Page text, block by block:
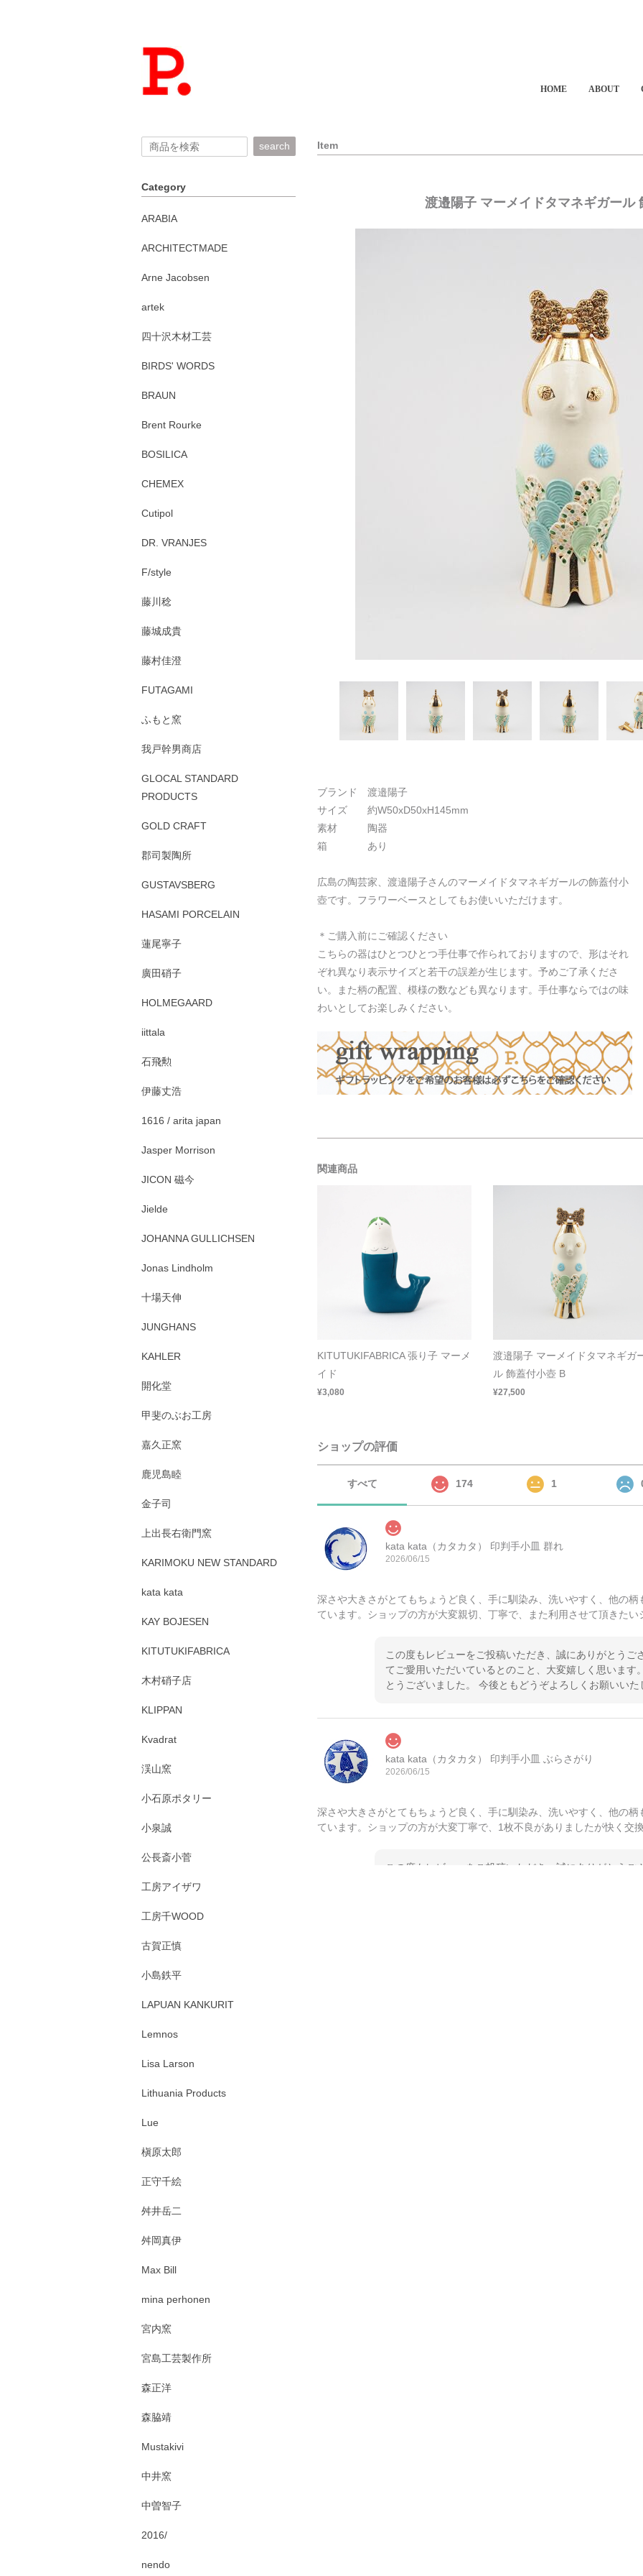
HOME ABOUT
Item
渡邉陽子 マーメイドタマネギガール
ブランド 渡邉陽子
サイズ 約W50xD50xH145mm
素材 陶器
箱 あり
広島の陶芸家、渡邉陽子さんのマーメイドタマネギガールの飾蓋付小
壺です。フラワーベースとしてもお使いいただけます。
＊ご購入前にご確認ください
こちらの器はひとつひとつ手仕事で作られておりますので、形はそれ
ぞれ異なり表示サイズと若干の誤差が生じます。予めご了承くださ
い。また柄の配置、模様の数なども異なります。手仕事ならではの味
わいとしてお楽しみください。
関連商品
KITUTUKIFABRICA 張り子 マーメ
イド
¥3,080
渡邉陽子 マーメイドタマネギガ
ル 飾蓋付小壺 B
¥27,500
ショップの評価
すべて 174 1
kata kata（カタカタ） 印判手小皿 群れ
2026/06/15
深さや大きさがとてもちょうど良く、手に馴染み、洗いやすく、他の
ています。ショップの方が大変親切、丁寧で、また利用させて頂きたい
この度もレビューをご投稿いただき、誠にありがとうご
てご愛用いただいているとのこと、大変嬉しく思います
とうございました。 今後ともどうぞよろしくお願いいた
kata kata（カタカタ） 印判手小皿 ぶらさがり
2026/06/15
深さや大きさがとてもちょうど良く、手に馴染み、洗いやすく、他の
ています。ショップの方が大変丁寧で、1枚不良がありましたが快く交
この度もレビューをご投稿いただき、誠にありがとう
search
Category
ARABIA
ARCHITECTMADE
Arne Jacobsen
artek
四十沢木材工芸
BIRDS' WORDS
BRAUN
Brent Rourke
BOSILICA
CHEMEX
Cutipol
DR. VRANJES
F/style
藤川稔
藤城成貴
藤村佳澄
FUTAGAMI
ふもと窯
我戸幹男商店
GLOCAL STANDARD
PRODUCTS
GOLD CRAFT
郡司製陶所
GUSTAVSBERG
HASAMI PORCELAIN
蓮尾寧子
廣田硝子
HOLMEGAARD
iittala
石飛勲
伊藤丈浩
1616 / arita japan
Jasper Morrison
JICON 磁今
Jielde
JOHANNA GULLICHSEN
Jonas Lindholm
十場天伸
JUNGHANS
KAHLER
開化堂
甲斐のぶお工房
嘉久正窯
鹿児島睦
金子司
上出長右衛門窯
KARIMOKU NEW STANDARD
kata kata
KAY BOJESEN
KITUTUKIFABRICA
木村硝子店
KLIPPAN
Kvadrat
渓山窯
小石原ポタリー
小泉誠
公長斎小菅
工房アイザワ
工房千WOOD
古賀正慎
小島鉄平
LAPUAN KANKURIT
Lemnos
Lisa Larson
Lithuania Products
Lue
槇原太郎
正守千絵
舛井岳二
舛岡真伊
Max Bill
mina perhonen
宮内窯
宮島工芸製作所
森正洋
森脇靖
Mustakivi
中井窯
中曽智子
2016/
nendo